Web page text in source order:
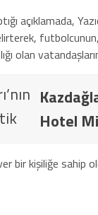
açıklamada,
olan
Hotel
bir kişiliğe